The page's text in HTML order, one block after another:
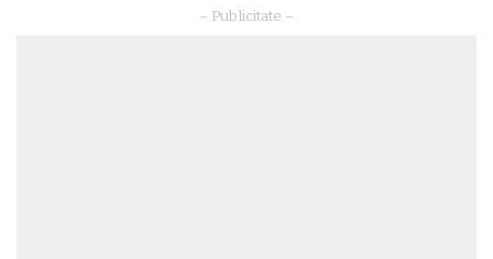
– Publicitate –